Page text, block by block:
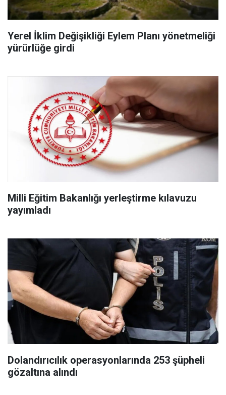
Yerel İklim Değişikliği Eylem Planı yönetmeliği
yürürlüğe girdi
Milli Eğitim Bakanlığı yerleştirme kılavuzu
yayımladı
Dolandırıcılık operasyonlarında 253 şüpheli
gözaltına alındı